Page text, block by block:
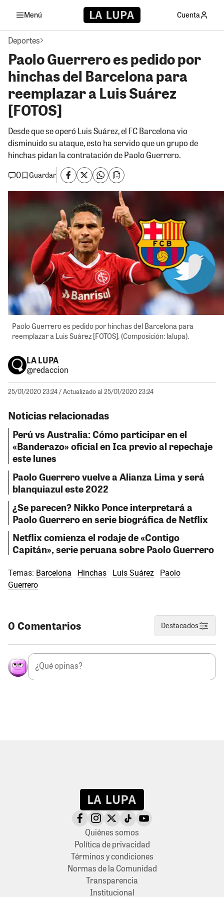
Menú Cuenta
Deportes
Paolo Guerrero es pedido por
hinchas del Barcelona para
reemplazar a Luis Suárez
[FOTOS]
Desde que se operó Luis Suárez, el FC Barcelona vio
disminuido su ataque, esto ha servido que un grupo de
hinchas pidan la contratación de Paolo Guerrero.
0
Guardar
Paolo Guerrero es pedido por hinchas del Barcelona para
reemplazar a Luis Suárez [FOTOS]. (Composición: lalupa).
LA LUPA
@redaccion
25/01/2020 23:24/ Actualizado al 25/01/2020 23:24
Noticias relacionadas
Perú vs Australia: Cómo participar en el
«Banderazo» oficial en Ica previo al repechaje
este lunes
Paolo Guerrero vuelve a Alianza Lima y será
blanquiazul este 2022
¿Se parecen? Nikko Ponce interpretará a
Paolo Guerrero en serie biográfica de Netflix
Netflix comienza el rodaje de «Contigo
Capitán», serie peruana sobre Paolo Guerrero
Temas: Barcelona Hinchas Luis Suárez
Paolo
Guerrero
0 Comentarios Destacados
Quiénes somos
Política de privacidad
Términos y condiciones
Normas de la Comunidad
Transparencia
Institucional